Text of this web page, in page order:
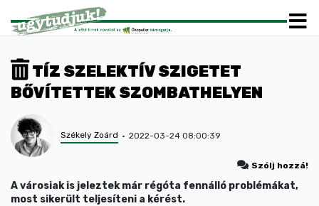
TÍZ SZELEKTÍV SZIGETET
BŐVÍTETTEK SZOMBATHELYEN
Székely Zoárd 2022-03-24 08:00:39
Szólj hozzá!
A városiak is jeleztek már régóta fennálló problémákat,
most sikerült teljesíteni a kérést.